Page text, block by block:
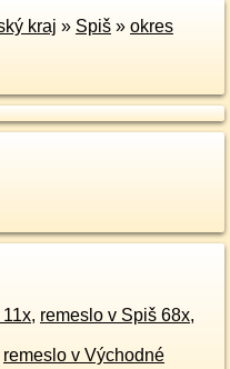
kraj » Spiš » okres
, remeslo v Spiš 68x,
remeslo v Východné